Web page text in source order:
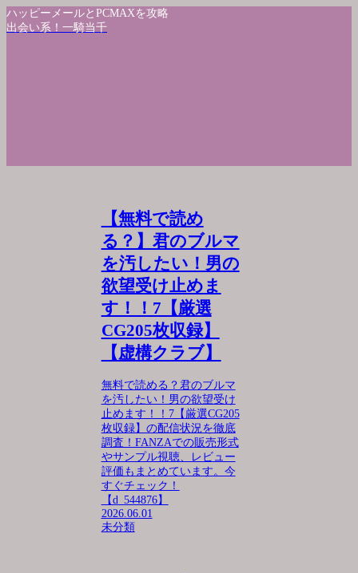
ハッピーメールとPCMAXを攻略
出会い系！一騎当千
【無料で読め
る？】君のブルマ
を汚したい！男の
欲望受け止めま
す！！7【厳選
CG205枚収録】
【虚構クラブ】
無料で読める？君のブルマ
を汚したい！男の欲望受け
止めます！！7【厳選CG205
枚収録】の配信状況を徹底
調査！FANZAでの販売形式
やサンプル視聴、レビュー
評価もまとめています。今
すぐチェック！
【d_544876】
2026.06.01
未分類